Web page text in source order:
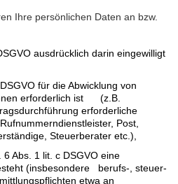
Ihre persönlichen Daten an bzw.
ausdrücklich darin eingewilligt
für die Abwicklung von
erforderlich ist (z.B.
erforderliche
Post,
Steuerberater etc.),
Abs. 1 lit. c DSGVO eine
(insbesondere berufs-, steuer-
etwa an